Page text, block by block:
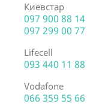
Киевстар
097 900 88 14
097 299 00 77
Lifecell
093 440 11 88
Vodafone
066 359 55 66